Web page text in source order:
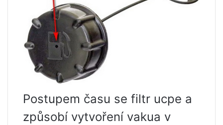
Postupem času se filtr ucpe a
způsobí vytvoření vakua v